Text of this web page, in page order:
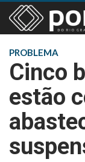
PROBLEMA
Cinco
estão